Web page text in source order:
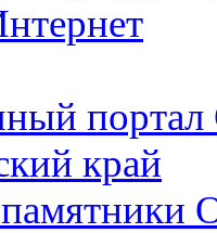
портал
край